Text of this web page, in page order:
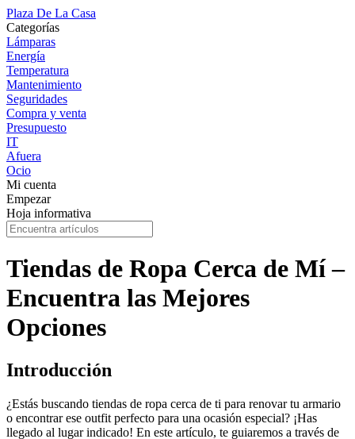
Plaza De La Casa
Categorías
Lámparas
Energía
Temperatura
Mantenimiento
Seguridades
Compra y venta
Presupuesto
IT
Afuera
Ocio
Mi cuenta
Empezar
Hoja informativa
Tiendas de Ropa Cerca de Mí –
Encuentra las Mejores
Opciones
Introducción
¿Estás buscando tiendas de ropa cerca de ti para renovar tu armario
o encontrar ese outfit perfecto para una ocasión especial? ¡Has
llegado al lugar indicado! En este artículo, te guiaremos a través de